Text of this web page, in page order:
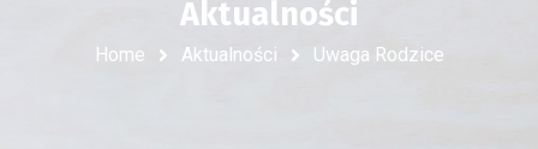
Aktualności
Home Aktualności Uwaga Rodzice